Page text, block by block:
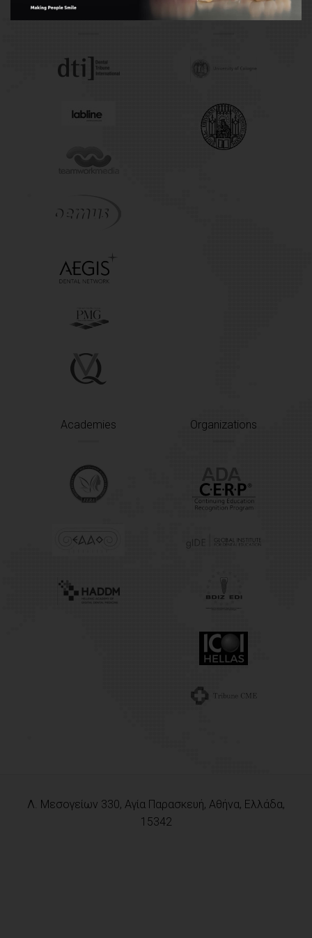
Universities
Academies Organizations
Λ. Μεσογείων 330, Αγία Παρασκευή, Αθήνα, Ελλάδα,
15342